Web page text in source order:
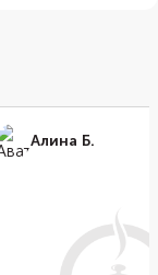
Алина Б.